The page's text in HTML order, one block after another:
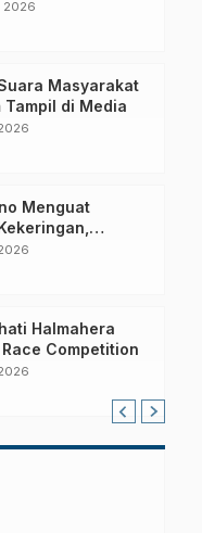
2026
Masyarakat
Tampil di Media
Menguat
Angin Kencang
Halmahera
Competition